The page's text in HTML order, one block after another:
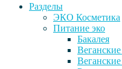
Разделы
ЭКО Косметика
Питание эко
Бакалея